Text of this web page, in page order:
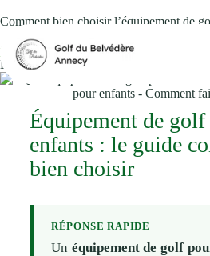
Comment bien choisir l’équipement de
juillet 8, 2026Alain
Bien choisir un équipement de golf pour
Équipement de golf
enfants : le guide
bien choisir
RÉPONSE RAPIDE
Un équipement de golf